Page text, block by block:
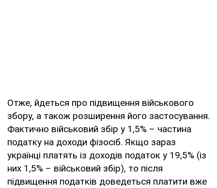
Отже, йдеться про підвищення військового
збору, а також розширення його застосування.
Фактично військовий збір у 1,5% – частина
податку на доходи фізосіб. Якщо зараз
українці платять із доходів податок у 19,5% (із
них 1,5% – військовий збір), то після
підвищення податків доведеться платити вже